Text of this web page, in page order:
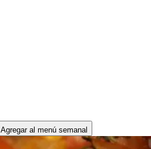
Agregar al menú semanal